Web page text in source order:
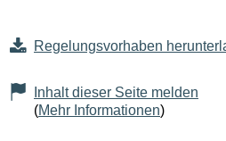
Regelungsvorhaben
Inhalt dieser Seite melden
(Mehr Informationen)